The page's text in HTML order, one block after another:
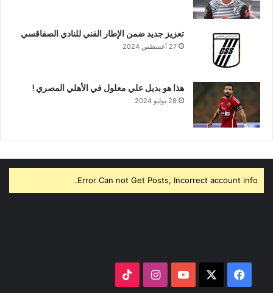
تعزيز جديد ضمن الإطار الفني للنادي الصفاقسي
27 أغسطس 2024
هذا هو بديل علي معلول في الأهلي المصري !
28 يوليو 2024
Error Can not Get Posts, Incorrect account info.
فيسبوك ‫YouTubeانستقرام